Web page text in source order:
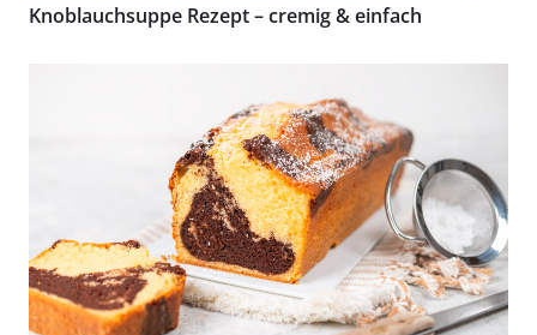
Knoblauchsuppe Rezept – cremig & einfach